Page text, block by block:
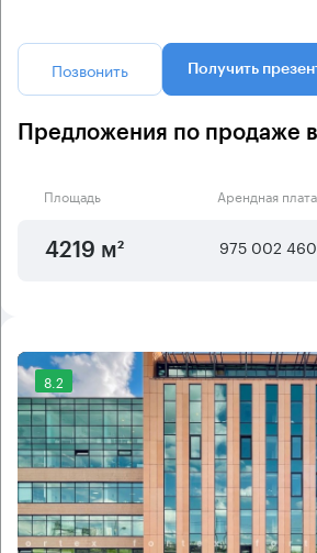
Позвонить Получить
Предложения по продаже
Площадь Арендная плата
4219 м² 975 002
8.2